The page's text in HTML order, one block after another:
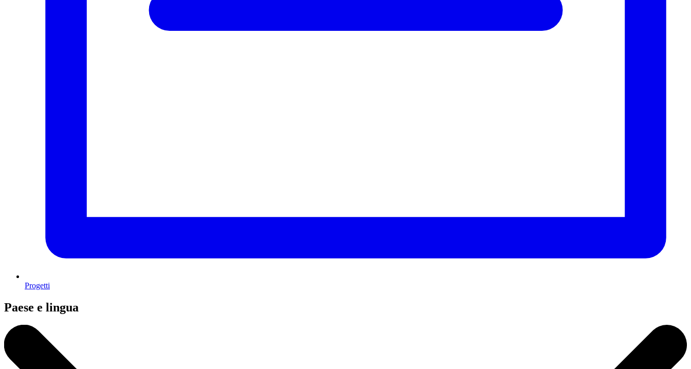
Progetti
Paese e lingua